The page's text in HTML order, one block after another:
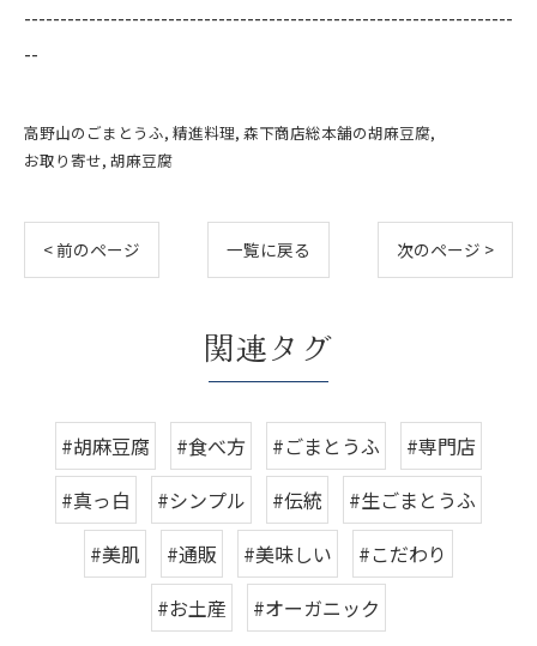
--------------------------------------------------------------------
--
高野山のごまとうふ 精進料理 森下商店総本舗の胡麻豆腐
お取り寄せ 胡麻豆腐
< 前のページ 一覧に戻る 次のページ >
関連タグ
#胡麻豆腐 #食べ方 #ごまとうふ
#専門店
#真っ白
#シンプル #伝統
#生ごまとうふ
#美肌
#通販 #美味しい
#こだわり
#お土産
#オーガニック